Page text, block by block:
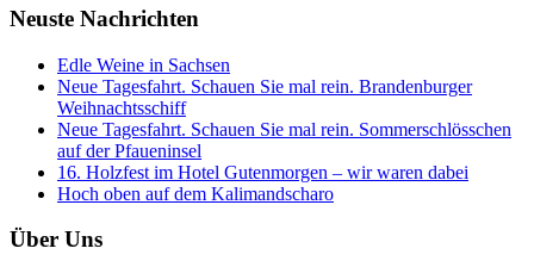
Neuste Nachrichten
Edle Weine in Sachsen
Neue Tagesfahrt. Schauen Sie mal rein. Brandenburger
Weihnachtsschiff
Neue Tagesfahrt. Schauen Sie mal rein. Sommerschlösschen
auf der Pfaueninsel
16. Holzfest im Hotel Gutenmorgen – wir waren dabei
Hoch oben auf dem Kalimandscharo
Über Uns